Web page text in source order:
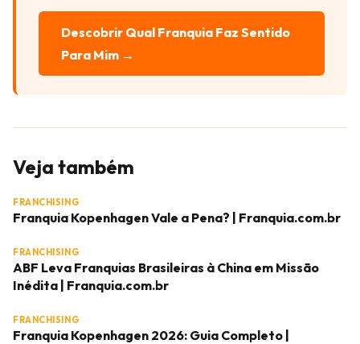
Descobrir Qual Franquia Faz Sentido
Para Mim →
Veja também
FRANCHISING
Franquia Kopenhagen Vale a Pena? | Franquia.com.br
FRANCHISING
ABF Leva Franquias Brasileiras à China em Missão
Inédita | Franquia.com.br
FRANCHISING
Franquia Kopenhagen 2026: Guia Completo |